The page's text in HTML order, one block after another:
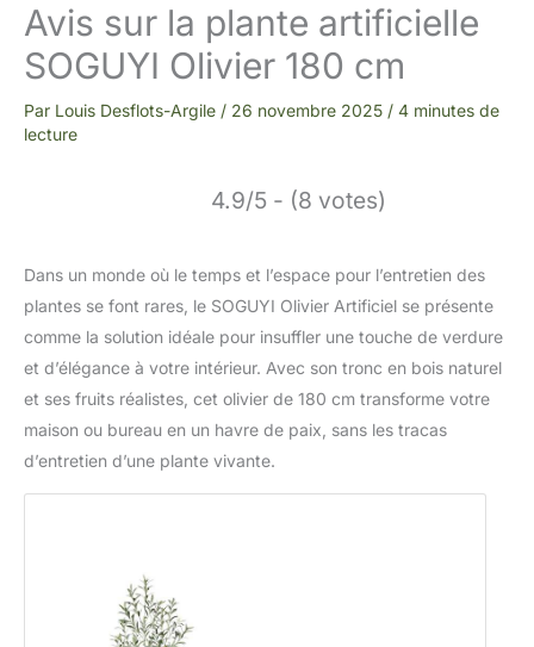
Avis sur la plante artificielle
SOGUYI Olivier 180 cm
Par Louis Desflots-Argile / 26 novembre 2025 / 4 minutes de
lecture
4.9/5 - (8 votes)
Dans un monde où le temps et l’espace pour l’entretien des
plantes se font rares, le SOGUYI Olivier Artificiel se présente
comme la solution idéale pour insuffler une touche de verdure
et d’élégance à votre intérieur. Avec son tronc en bois naturel
et ses fruits réalistes, cet olivier de 180 cm transforme votre
maison ou bureau en un havre de paix, sans les tracas
d’entretien d’une plante vivante.